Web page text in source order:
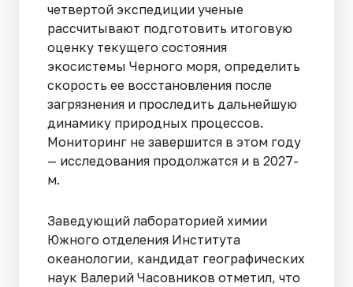
четвертой экспедиции ученые
рассчитывают подготовить итоговую
оценку текущего состояния
экосистемы Черного моря, определить
скорость ее восстановления после
загрязнения и проследить дальнейшую
динамику природных процессов.
Мониторинг не завершится в этом году
— исследования продолжатся и в 2027-
м.
Заведующий лабораторией химии
Южного отделения Института
океанологии, кандидат географических
наук Валерий Часовников отметил, что